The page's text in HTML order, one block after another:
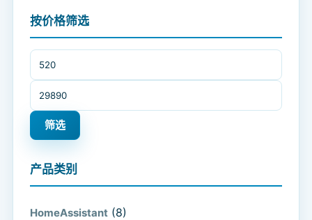
按价格筛选
最低价格
最高价格
筛选
产品类别
HomeAssistant (8)